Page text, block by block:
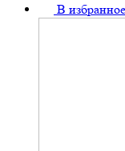
В избранное